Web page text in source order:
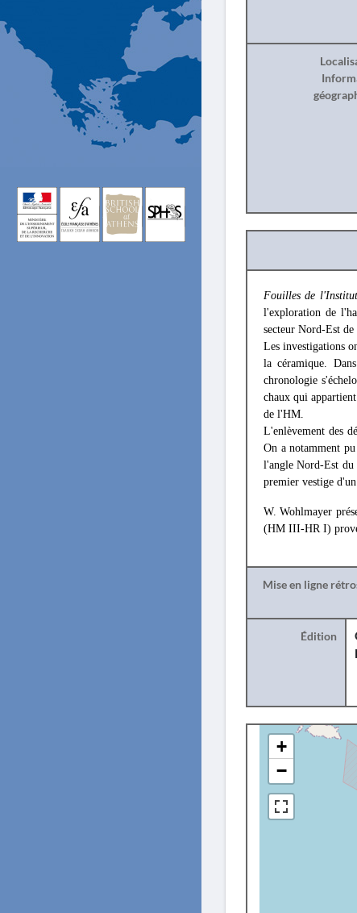
Fouilles de
l'exploration de
secteur Nord-Est
Les investigations
la céramique.
chronologie
chaux qui
de l'ΗΜ.
L'enlèvement des
On a notamment
l'angle Nord-Est du
premier vestige
W. Wohlmayer
(HM III-HR I)
Mise en ligne
Édition
+
−